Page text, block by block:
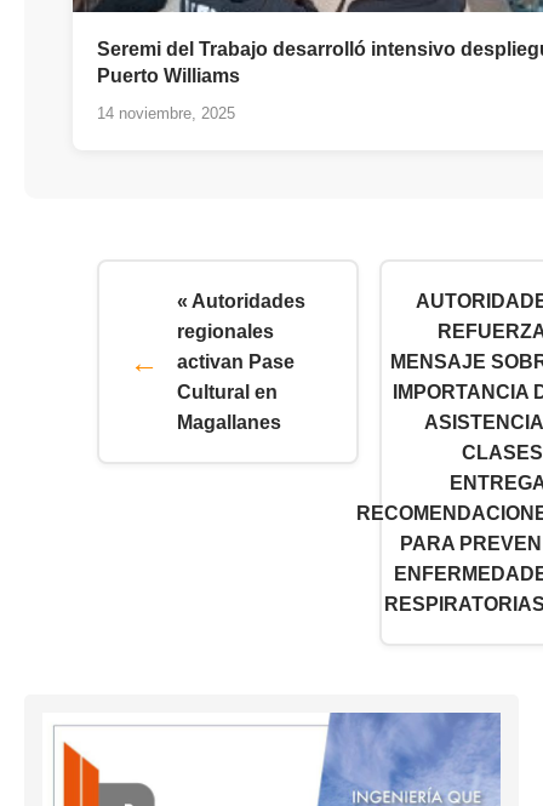
Seremi del Trabajo desarrolló intensivo
Puerto Williams
14 noviembre, 2025
« Autoridades
regionales
activan Pase
Cultural en
Magallanes
MENSAJE
IMPORTANCIA
PARA